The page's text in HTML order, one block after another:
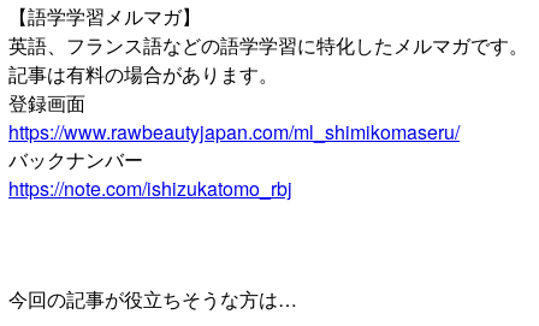
【語学学習メルマガ】
英語、フランス語などの語学学習に特化したメルマガです。
記事は有料の場合があります。
登録画面
https://www.rawbeautyjapan.com/ml_shimikomaseru/
バックナンバー
https://note.com/ishizukatomo_rbj
今回の記事が役立ちそうな方は…